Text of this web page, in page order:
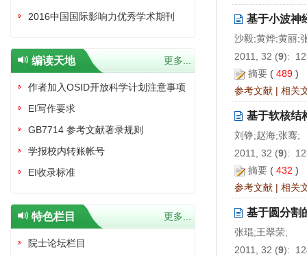
基于小波神
沙毅;黄烨;黄丽;
2011, 32 (9):
摘要 ( 489 )
参考文献 | 相关
基于软核结
刘铮;赵海;张骞;
2011, 32 (9):
摘要 ( 432 )
参考文献 | 相关
基于圆分割
张琨;王翠荣;
2011, 32 (9):
2016中国国际影响力优秀学术期刊
编读天地 更多...
作者加入OSID开放科学计划注意事项
EI写作要求
GB7714 参考文献著录规则
学报校内转账帐号
EI收录标准
特色栏目 更多...
院士论坛栏目